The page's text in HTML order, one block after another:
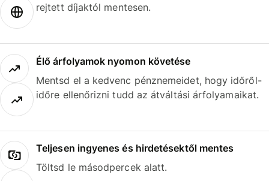
rejtett díjaktól mentesen.
Élő árfolyamok nyomon követése
Mentsd el a kedvenc pénznemeidet, hogy időről-
időre ellenőrizni tudd az átváltási árfolyamaikat.
Teljesen ingyenes és hirdetésektől mentes
Töltsd le másodpercek alatt.